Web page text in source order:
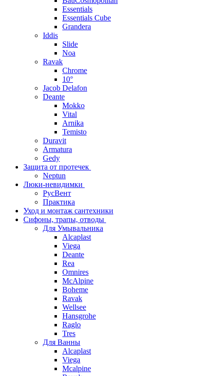
Essentials
Essentials Cube
Grandera
Iddis
Slide
Noa
Ravak
Chrome
10°
Jacob Delafon
Deante
Mokko
Vital
Arnika
Temisto
Duravit
Armatura
Gedy
Защита от протечек
Neptun
Люки-невидимки
РусВент
Практика
Уход и монтаж сантехники
Сифоны, трапы, отводы
Для Умывальника
Alcaplast
Viega
Deante
Rea
Omnires
McAlpine
Boheme
Ravak
Wellsee
Hansgrohe
Raglo
Tres
Для Ванны
Alcaplast
Viega
Mcalpine